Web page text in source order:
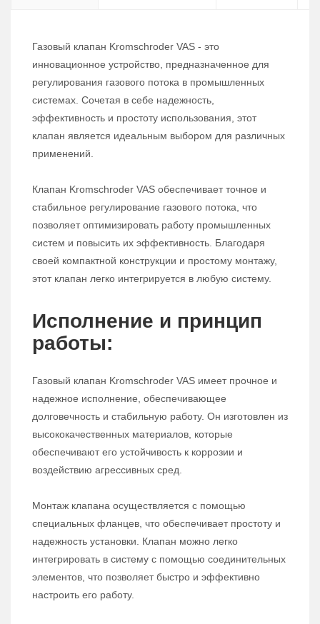
Газовый клапан Kromschroder VAS - это
инновационное устройство, предназначенное для
регулирования газового потока в промышленных
системах. Сочетая в себе надежность,
эффективность и простоту использования, этот
клапан является идеальным выбором для различных
применений.
Клапан Kromschroder VAS обеспечивает точное и
стабильное регулирование газового потока, что
позволяет оптимизировать работу промышленных
систем и повысить их эффективность. Благодаря
своей компактной конструкции и простому монтажу,
этот клапан легко интегрируется в любую систему.
Исполнение и принцип
работы:
Газовый клапан Kromschroder VAS имеет прочное и
надежное исполнение, обеспечивающее
долговечность и стабильную работу. Он изготовлен из
высококачественных материалов, которые
обеспечивают его устойчивость к коррозии и
воздействию агрессивных сред.
Монтаж клапана осуществляется с помощью
специальных фланцев, что обеспечивает простоту и
надежность установки. Клапан можно легко
интегрировать в систему с помощью соединительных
элементов, что позволяет быстро и эффективно
настроить его работу.